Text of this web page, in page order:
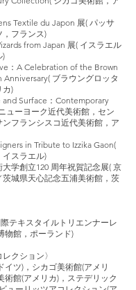
Textile du Japon 展( パッサ
，フランス)
from Japan 展( イスラエル
)
：A Celebration of the Brown
Anniversary( ブラウングロッタ
カ)
Surface：Contemporary
ューヨーク近代美術館，セン
ンフランシスコ近代美術館，ア
in Tribute to Izzika Gaon(
イスラエル)
学創立120 周年祝賀記念展( 京
城県天心記念五浦美術館，茨
テキスタイルトリエンナーレ
物館，ポーランド)
クション〉
イツ)，シカゴ美術館(アメリ
術館(アメリカ)，ステデリック